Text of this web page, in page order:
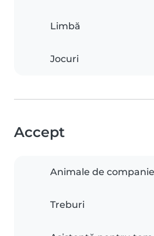
Limbă
Jocuri
Accept
Animale de companie
Treburi